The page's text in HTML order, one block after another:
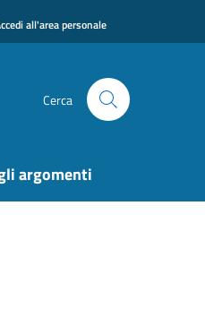
all'area personale
Cerca
argomenti